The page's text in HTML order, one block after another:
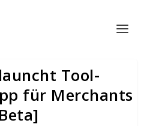
Tool-
für Merchants